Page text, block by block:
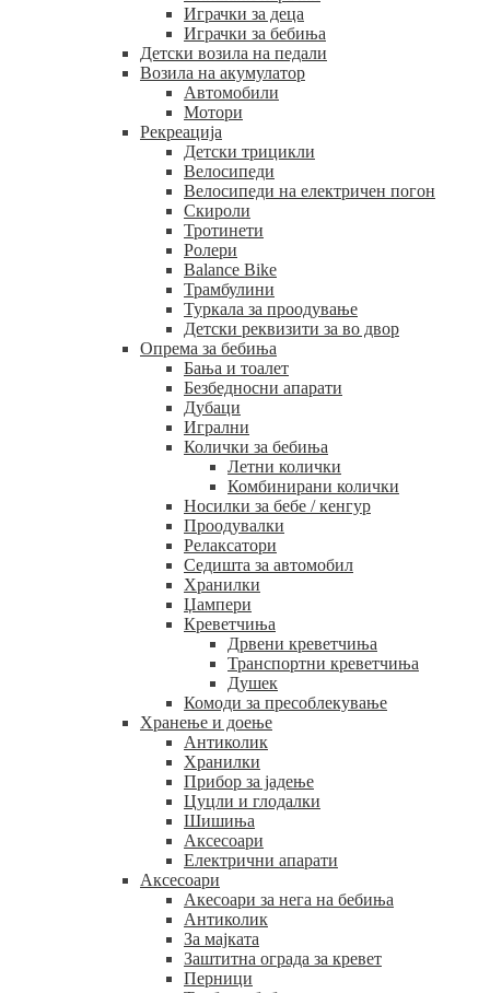
Играчки за деца
Играчки за бебиња
Детски возила на педали
Возила на акумулатор
Автомобили
Мотори
Рекреација
Детски трицикли
Велосипеди
Велосипеди на електричен погон
Скироли
Тротинети
Ролери
Balance Bike
Трамбулини
Туркала за проодување
Детски реквизити за во двор
Опрема за бебиња
Бања и тоалет
Безбедносни апарати
Дубаци
Игрални
Колички за бебиња
Летни колички
Комбинирани колички
Носилки за бебе / кенгур
Проодувалки
Релаксатори
Седишта за автомобил
Хранилки
Џампери
Креветчиња
Дрвени креветчиња
Транспортни креветчиња
Душек
Комоди за пресоблекување
Хранење и доење
Антиколик
Хранилки
Прибор за јадење
Цуцли и глодалки
Шишиња
Аксесоари
Електрични апарати
Аксесоари
Акесоари за нега на бебиња
Антиколик
За мајката
Заштитна ограда за кревет
Перници